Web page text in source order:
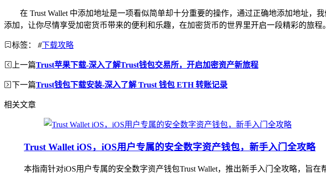
在 Trust Wallet 中添加地址是一项看似简单却十分重要的操作，通过正确地添加地址
添加，让你尽情享受加密货币带来的便利和乐趣，在加密货币的世界里开启一段精彩的旅程。
标签： #下载攻略
上一篇Trust苹果下载-深入了解Trust钱包交易所，开启加密资产新旅程
下一篇Trust钱包下载安装-深入了解 Trust 钱包 ETH 转账记录
相关文章
Trust Wallet iOS，iOS用户专属的安全数字资产钱包，新手入门全攻略
本指南针对iOS用户专属的安全数字资产钱包Trust Wallet，推出新手入门全攻略，旨